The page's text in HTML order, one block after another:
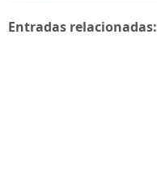
Entradas relacionadas: